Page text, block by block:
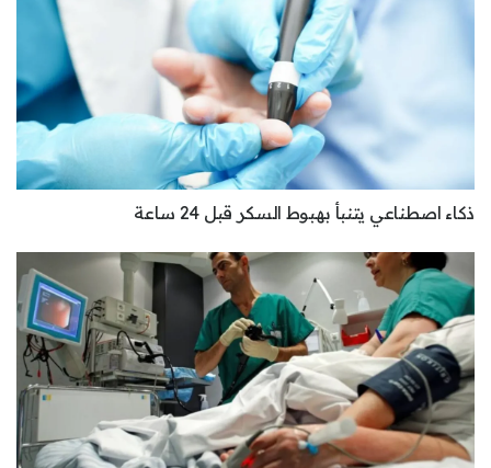
ذكاء اصطناعي يتنبأ بهبوط السكر قبل 24 ساعة